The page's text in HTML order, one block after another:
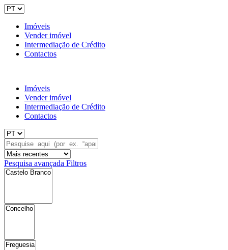
Imóveis
Vender imóvel
Intermediação de Crédito
Contactos
Imóveis
Vender imóvel
Intermediação de Crédito
Contactos
Pesquisa avançada Filtros